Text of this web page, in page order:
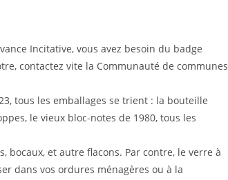
Incitative, vous avez besoin du badge
contactez vite la Communauté de communes
tous les emballages se trient : la bouteille
le vieux bloc-notes de 1980, tous les
bocaux, et autre flacons. Par contre, le verre à
dans vos ordures ménagères ou à la